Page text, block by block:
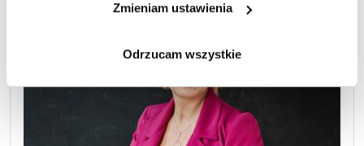
Zmieniam ustawienia
Odrzucam wszystkie